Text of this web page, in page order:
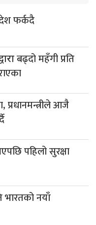
फर्कदै
बढ्दो महँगी प्रति
प्रधानमन्त्रीले आजै
पहिलो सुरक्षा
भारतको नयाँ